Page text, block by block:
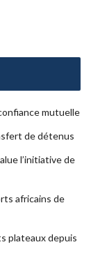
mutuelle
de détenus
l’initiative de
africains de
plateaux depuis